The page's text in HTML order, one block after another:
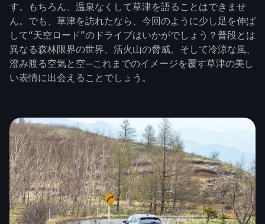
す。もちろん、温泉なくして草津を語ることはできませ
ん。でも、草津を訪れたなら、今回のように少し足を伸ば
して“天空ロード”のドライブはいかがでしょう？普段とは
異なる森林限界の世界、活火山の脅威。そして冷涼な風、
澄み渡る空気と空—これまでのイメージを覆す草津の美し
い表情に出会えることでしょう。